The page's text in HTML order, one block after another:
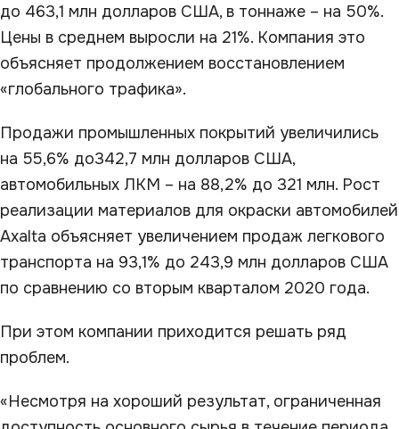
до 463,1 млн долларов США, в тоннаже – на 50%.
Цены в среднем выросли на 21%. Компания это
объясняет продолжением восстановлением
«глобального трафика».
Продажи промышленных покрытий увеличились
на 55,6% до342,7 млн долларов США,
автомобильных ЛКМ – на 88,2% до 321 млн. Рост
реализации материалов для окраски автомобилей
Axalta объясняет увеличением продаж легкового
транспорта на 93,1% до 243,9 млн долларов США
по сравнению со вторым кварталом 2020 года.
При этом компании приходится решать ряд
проблем.
«Несмотря на хороший результат, ограниченная